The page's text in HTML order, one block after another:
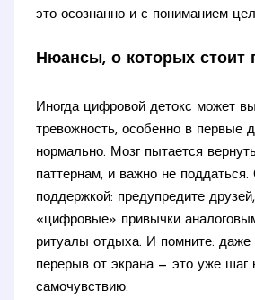
это осознанно и с пониманием
Нюансы, о которых стоит
Иногда цифровой детокс может
тревожность, особенно в первые
нормально. Мозг пытается
паттернам, и важно не
поддержкой: предупредите
«цифровые» привычки
ритуалы отдыха. И помните: даже
перерыв от экрана — это уже шаг
самочувствию.